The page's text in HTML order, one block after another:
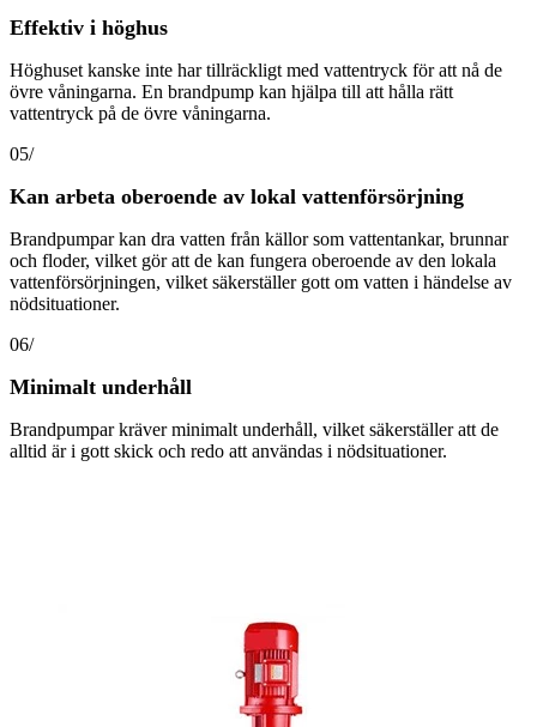
Effektiv i höghus
Höghuset kanske inte har tillräckligt med vattentryck för att nå de
övre våningarna. En brandpump kan hjälpa till att hålla rätt
vattentryck på de övre våningarna.
05/
Kan arbeta oberoende av lokal vattenförsörjning
Brandpumpar kan dra vatten från källor som vattentankar, brunnar
och floder, vilket gör att de kan fungera oberoende av den lokala
vattenförsörjningen, vilket säkerställer gott om vatten i händelse av
nödsituationer.
06/
Minimalt underhåll
Brandpumpar kräver minimalt underhåll, vilket säkerställer att de
alltid är i gott skick och redo att användas i nödsituationer.